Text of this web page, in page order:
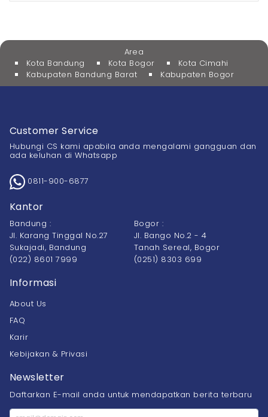
Area
Kota Bandung
Kota Bogor
Kota Cimahi
Kabupaten Bandung Barat
Kabupaten Bogor
Customer Service
Hubungi CS kami apabila anda mengalami gangguan dan
ada keluhan di Whatsapp
0811-900-6877
Kantor
Bandung :
Jl. Karang Tinggal No.27
Sukajadi, Bandung
(022) 8601 7999
Bogor :
Jl. Bango No.2 - 4
Tanah Sereal, Bogor
(0251) 8303 699
Informasi
About Us
FAQ
Karir
Kebijakan & Privasi
Newsletter
Daftarkan E-mail anda untuk mendapatkan berita terbaru